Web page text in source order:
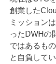
創業した
ミッション
ったDWHの
ではあるも
と自負して